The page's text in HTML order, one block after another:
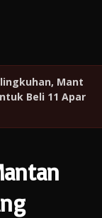
Mant
Beli 11 Apar